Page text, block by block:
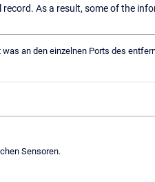
As a result, some of the
an den einzelnen Ports des
Sensoren.